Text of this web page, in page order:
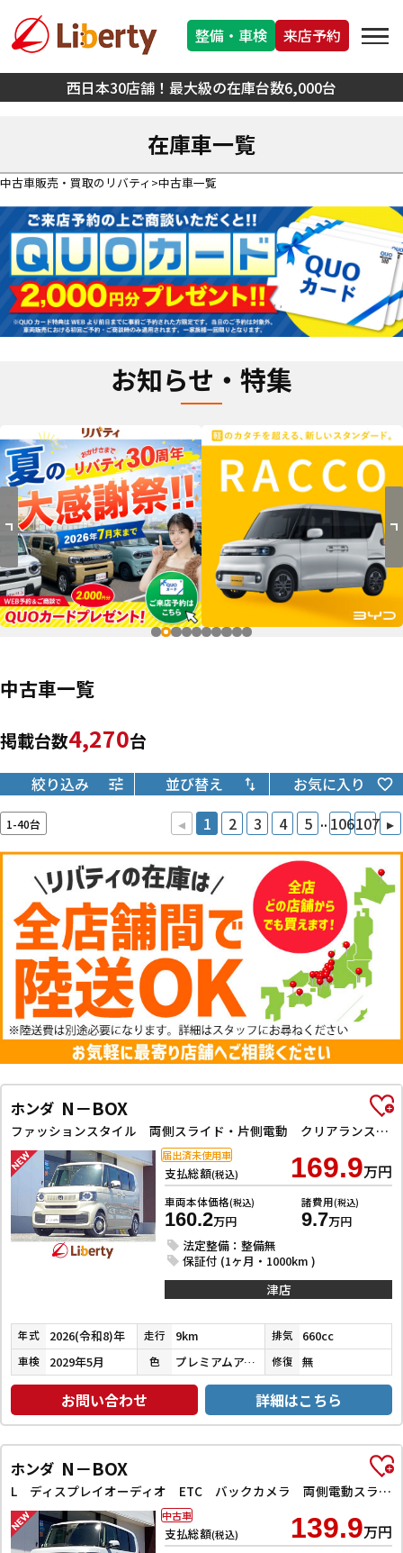
西日本30店舗！最大級の在庫台数6,000台
整備・車検 来店予約
在庫車一覧
中古車販売・買取のリバティ 中古車一覧
お知らせ・特集
中古車一覧
掲載台数4,270台
絞り込み 並び替え お気に入り
1-40台 ◂ 1 2 3 4 5 .. 106107 ▸
ホンダ N－BOX
ファッションスタイル 両側スライド・片側電動 クリアランスソナー オートクルーズコントロール レーンアシスト オートライト スマートキー アイドリングストップ ベンチシート CVT ESC チップアップシート
支払総額(税込) 169.9万円
車両本体価格(税込)
160.2万円
諸費用(税込)
9.7万円
法定整備：整備無
保証付 (1ヶ月・1000km )
届出済未使用車
津店
年式 2026(令和8)年 走行 9km 排気 660cc
車検 2029年5月 色 プレミアムアイボリーパールⅡ 修復 無
お問い合わせ 詳細はこちら
ホンダ N－BOX
L ディスプレイオーディオ ETC バックカメラ 両側電動スライドドア クリアランスソナー クルーズコントロール レーンアシスト 衝突被害軽減システム オートライト スマートキー アイドリングストップ
支払総額(税込) 139.9万円
中古車